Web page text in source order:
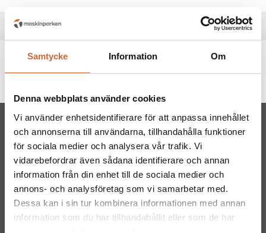
Samtycke Information Om
Denna webbplats använder cookies
Vi använder enhetsidentifierare för att anpassa innehållet
och annonserna till användarna, tillhandahålla funktioner
för sociala medier och analysera vår trafik. Vi
vidarebefordrar även sådana identifierare och annan
information från din enhet till de sociala medier och
annons- och analysföretag som vi samarbetar med.
Dessa kan i sin tur kombinera informationen med annan
information som du har tillhandahållit eller som de har
Specifikationer
Produkttaggar
Stihl (86)
Maskinparken Sverige AB
Huvudkontor
Ritarslingan 4, Arninge Industriområde